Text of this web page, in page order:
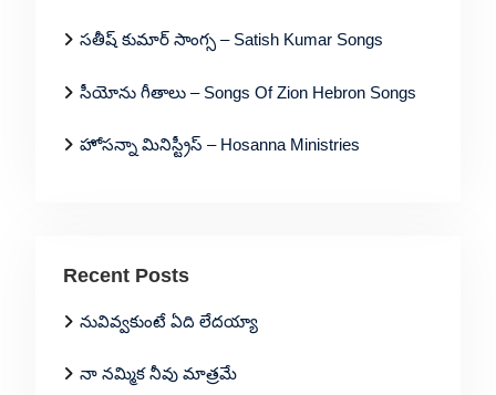
సతీష్ కుమార్ సాంగ్స – Satish Kumar Songs
సీయోను గీతాలు – Songs Of Zion Hebron Songs
హోసన్నా మినిస్ట్రీస్ – Hosanna Ministries
Recent Posts
నువివ్వకుంటే ఏది లేదయ్యా
నా నమ్మిక నీవు మాత్రమే